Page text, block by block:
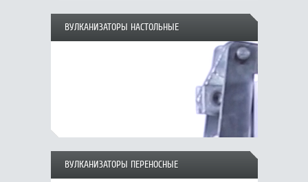
ВУЛКАНИЗАТОРЫ НАСТОЛЬНЫЕ
ВУЛКАНИЗАТОРЫ ПЕРЕНОСНЫЕ